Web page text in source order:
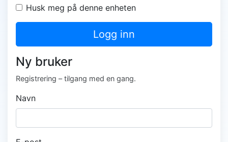
Husk meg på denne enheten
Logg inn
Ny bruker
Registrering – tilgang med en gang.
Navn